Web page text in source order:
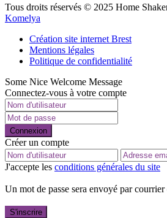
Tous droits réservés © 2025 Home
Komelya
Création site internet Brest
Mentions légales
Politique de confidentialité
Some Nice Welcome Message
Connectez-vous à votre compte
Connexion
Créer un compte
J'accepte les conditions générales du site
Un mot de passe sera envoyé par
S'inscrire